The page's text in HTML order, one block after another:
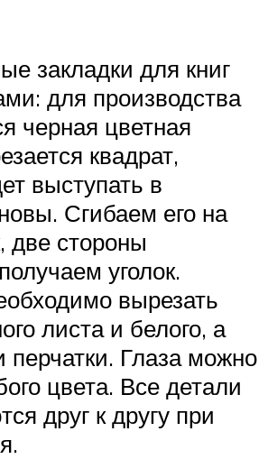
закладки для книг
для производства
черная цветная
квадрат,
выступать в
Сгибаем его на
две стороны
уголок.
вырезать
листа и белого, а
перчатки. Глаза можно
цвета. Все детали
друг к другу при